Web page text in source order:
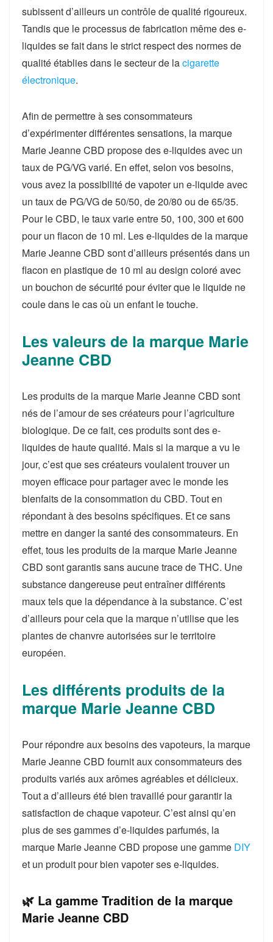
subissent d’ailleurs un contrôle de qualité rigoureux.
Tandis que le processus de fabrication même des e-
liquides se fait dans le strict respect des normes de
qualité établies dans le secteur de lacigarette
électronique.
Afin de permettre à ses consommateurs
d’expérimenter différentes sensations, la marque
Marie Jeanne CBD propose des e-liquides avec un
taux de PG/VG varié. En effet, selon vos besoins,
vous avez la possibilité de vapoter un e-liquide avec
un taux de PG/VG de 50/50, de 20/80 ou de 65/35.
Pour le CBD, le taux varie entre 50, 100, 300 et 600
pour un flacon de 10 ml. Les e-liquides de la marque
Marie Jeanne CBD sont d’ailleurs présentés dans un
flacon en plastique de 10 ml au design coloré avec
un bouchon de sécurité pour éviter que le liquide ne
coule dans le cas où un enfant le touche.
Les valeurs de la marque Marie
Jeanne CBD
Les produits de la marque Marie Jeanne CBD sont
nés de l’amour de ses créateurs pour l’agriculture
biologique. De ce fait, ces produits sont des e-
liquides de haute qualité. Mais si la marque a vu le
jour, c’est que ses créateurs voulaient trouver un
moyen efficace pour partager avec le monde les
bienfaits de la consommation du CBD. Tout en
répondant à des besoins spécifiques. Et ce sans
mettre en danger la santé des consommateurs. En
effet, tous les produits de la marque Marie Jeanne
CBD sont garantis sans aucune trace de THC. Une
substance dangereuse peut entraîner différents
maux tels que la dépendance à la substance. C’est
d’ailleurs pour cela que la marque n’utilise que les
plantes de chanvre autorisées sur le territoire
européen.
Les différents produits de la
marque Marie Jeanne CBD
Pour répondre aux besoins des vapoteurs, la marque
Marie Jeanne CBD fournit aux consommateurs des
produits variés aux arômes agréables et délicieux.
Tout a d’ailleurs été bien travaillé pour garantir la
satisfaction de chaque vapoteur. C’est ainsi qu’en
plus de ses gammes d’e-liquides parfumés, la
marque Marie Jeanne CBD propose une gamme DIY
et un produit pour bien vapoter ses e-liquides.
🌿 La gamme Tradition de la marque
Marie Jeanne CBD